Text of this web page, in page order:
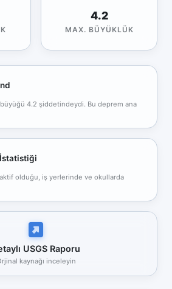
4.2
MAX. BÜYÜKLÜK
büyüğü 4.2 şiddetindeydi. Bu deprem ana
aktif olduğu, iş yerlerinde ve okullarda
USGS Raporu
kaynağı inceleyin